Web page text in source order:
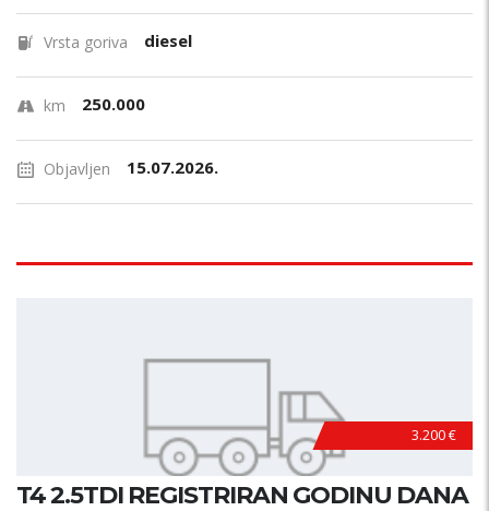
Vrsta goriva diesel
km 250.000
Objavljen 15.07.2026.
3.200 €
T4 2.5TDI REGISTRIRAN GODINU DANA